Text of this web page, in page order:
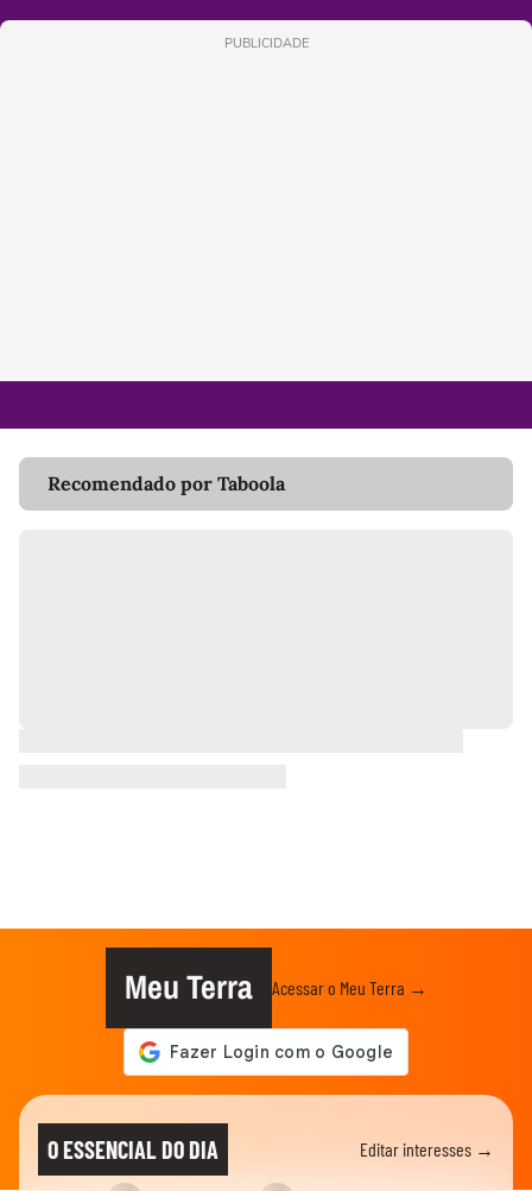
PUBLICIDADE
Recomendado por Taboola
Meu Terra Acessar o Meu Terra →
O ESSENCIAL DO DIA Editar interesses →